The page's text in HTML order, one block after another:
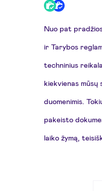
Nuo pat
ir Tarybos
techninius
kiekvienas
duomenimis.
pakeisto
laiko žymą,